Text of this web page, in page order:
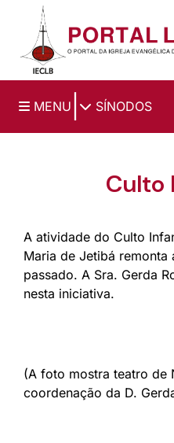
Ir para o conteúdo principal
MENU SÍNODOS
Culto
A atividade do Culto
Maria de Jetibá
passado. A Sra. Gerda
nesta iniciativa.
(A foto mostra teatro de
coordenação da D.